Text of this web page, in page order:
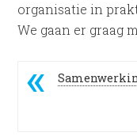
organisatie in
We gaan er graag